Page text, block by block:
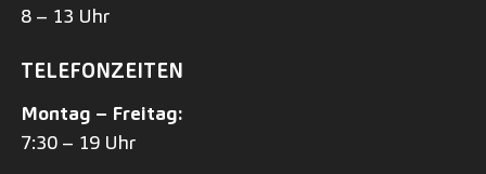
8 – 13 Uhr
TELEFONZEITEN
Montag – Freitag:
7:30 – 19 Uhr